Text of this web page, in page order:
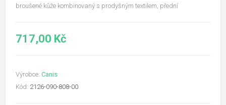
broušené kůže kombinovaný s prodyšným textilem, přední
717,00 Kč
Výrobce: Canis
Kód: 2126-090-808-00